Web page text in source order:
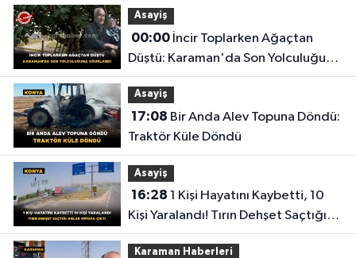
Asayiş
00:00İncir Toplarken Ağaçtan
Düştü: Karaman'da Son Yolculuğuna
Uğurlandı
Asayiş
17:08
Traktör Küle Döndü
Asayiş
16:28
Kişi Yaralandı! Tırın Dehşet Saçtığı
Anlar Ortaya Çıktı
Karaman Haberleri